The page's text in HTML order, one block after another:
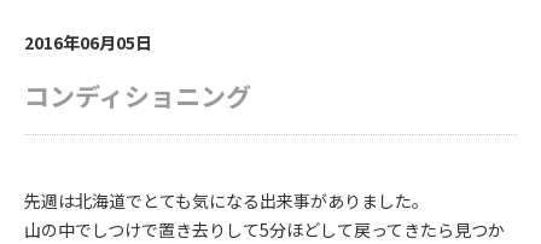
2016年06月05日
コンディショニング
先週は北海道でとても気になる出来事がありました。
山の中でしつけで置き去りして5分ほどして戻ってきたら見つか